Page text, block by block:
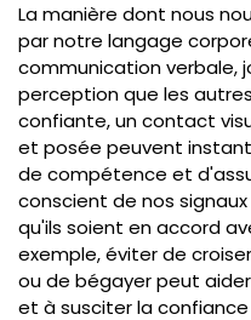
La manière dont nous
par notre langage
communication verbale,
perception que les
confiante, un contact
et posée peuvent
de compétence et
conscient de nos
qu'ils soient en accord
exemple, éviter de
ou de bégayer peut
et à susciter la